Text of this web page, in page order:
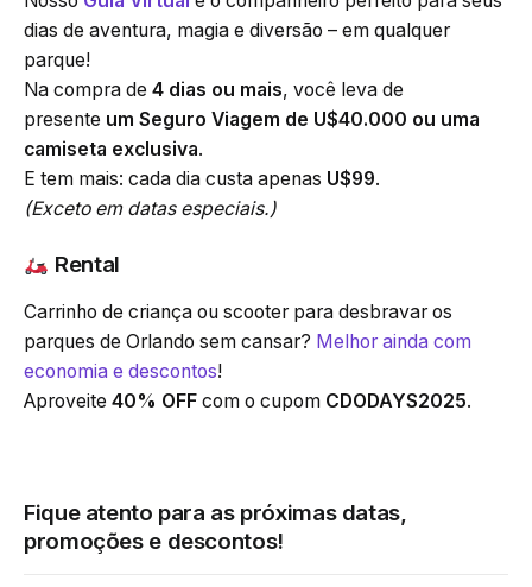
dias de aventura, magia e diversão – em qualquer
parque!
Na compra de 4 dias ou mais, você leva de
presente um Seguro Viagem de U$40.000 ou uma
camiseta exclusiva.
E tem mais: cada dia custa apenas U$99.
(Exceto em datas especiais.)
Rental
Carrinho de criança ou scooter para desbravar os
parques de Orlando sem cansar? Melhor ainda com
economia e descontos!
Aproveite 40% OFF com o cupom CDODAYS2025.
Fique atento para as próximas datas,
promoções e descontos!